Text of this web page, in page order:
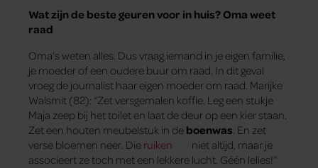
Wat zijn de beste geuren voor in huis? Oma weet
raad
Oma’s weten alles. Dus vraag iemand in je eigen familie,
je moeder of een oudere buur om raad. In dit geval
vroeg de journalist haar eigen moeder om raad. Marijke
Walsmit (82): “Zet versgemalen koffie. Leg een stukje
Maja zeep bij het toilet en laat de deur op een kier staan.
Zet een houten meubelstuk in de boenwas. En zet
verse bloemen neer. Die ruiken
niet altijd, maar je
associeert ze toch met een lekkere lucht. Géén lelies!”